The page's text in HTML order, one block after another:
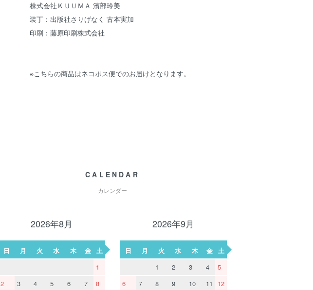
株式会社ＫＵＵＭＡ 濱部玲美
装丁：出版社さりげなく 古本実加
印刷：藤原印刷株式会社
※こちらの商品はネコポス便でのお届けとなります。
CALENDAR
カレンダー
2026年8月
日 月 火 水 木 金
土
1
2
3 4 5 6 7
8
2026年9月
日 月 火 水 木 金
土
1
2 3 4
5
6
7 8 9 10 11
12